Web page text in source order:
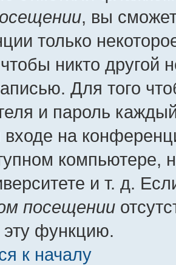
, вы
только
никто другой
Для того
и пароль
входе на
компьютере,
и т. д.
посещении
эту функцию.
к началу